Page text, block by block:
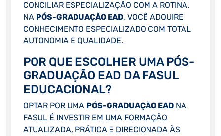
CONCILIAR ESPECIALIZAÇÃO COM A ROTINA.
NA PÓS-GRADUAÇÃO EAD, VOCÊ ADQUIRE
CONHECIMENTO ESPECIALIZADO COM TOTAL
AUTONOMIA E QUALIDADE.
POR QUE ESCOLHER UMA PÓS-
GRADUAÇÃO EAD DA FASUL
EDUCACIONAL?
OPTAR POR UMA PÓS-GRADUAÇÃO EADNA
FASUL É INVESTIR EM UMA FORMAÇÃO
ATUALIZADA, PRÁTICA E DIRECIONADA ÀS